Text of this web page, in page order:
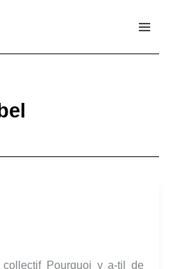
collectif Pourquoi y a-til de